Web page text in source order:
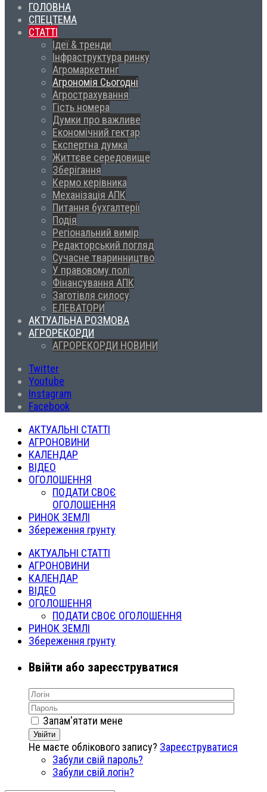
ГОЛОВНА
СПЕЦТЕМА
СТАТТІ
Ідеї & тренди
Інфраструктура ринку
Агромаркетинг
Агрономія Сьогодні
Агрострахування
Гість номера
Думки про важливе
Економічний гектар
Експертна думка
Життєве середовище
Зберігання
Кермо керівника
Механізація АПК
Питання бухгалтерії
Подія
Регіональний вимір
Редакторський погляд
Сучасне тваринництво
У правовому полі
Фінансування АПК
Заготівля силосу
ЕЛЕВАТОРИ
АКТУАЛЬНА РОЗМОВА
АГРОРЕКОРДИ
АГРОРЕКОРДИ НОВИНИ
Twitter
Youtube
Instagram
Facebook
АКТУАЛЬНІ СТАТТІ
АГРОНОВИНИ
КАЛЕНДАР
ВІДЕО
ОГОЛОШЕННЯ
ПОДАТИ СВОЄ
ОГОЛОШЕННЯ
РИНОК ЗЕМЛІ
Збереження грунту
АКТУАЛЬНІ СТАТТІ
АГРОНОВИНИ
КАЛЕНДАР
ВІДЕО
ОГОЛОШЕННЯ
ПОДАТИ СВОЄ ОГОЛОШЕННЯ
РИНОК ЗЕМЛІ
Збереження грунту
Ввійти або зареєструватися
Запам'ятати мене
Увійти
Не маєте облікового запису? Зареєструватися
Забули свій пароль?
Забули свій логін?